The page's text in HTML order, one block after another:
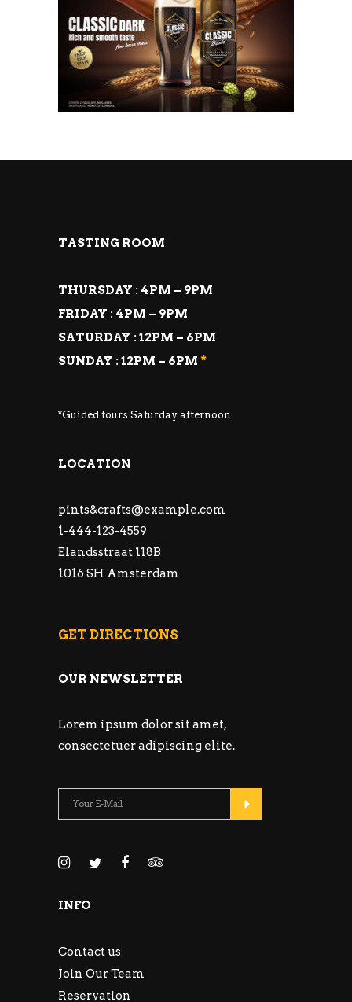
TASTING ROOM
THURSDAY : 4PM – 9PM
FRIDAY : 4PM – 9PM
SATURDAY : 12PM – 6PM
SUNDAY : 12PM – 6PM *
*Guided tours Saturday afternoon
LOCATION
pints&crafts@example.com
1-444-123-4559
Elandsstraat 118B
1016 SH Amsterdam
GET DIRECTIONS
OUR NEWSLETTER
Lorem ipsum dolor sit amet,
consectetuer adipiscing elite.
INFO
Contact us
Join Our Team
Reservation